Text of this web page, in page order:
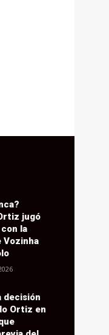
jugó
la
Vozinha
decisión
Ortiz en